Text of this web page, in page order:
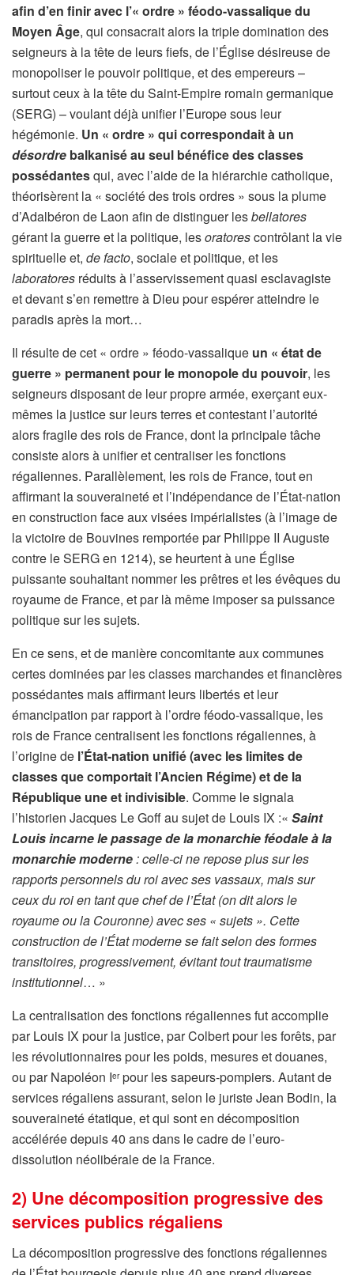
afin d’en finir avec l’« ordre » féodo-vassalique du
Moyen Âge, qui consacrait alors la triple domination des
seigneurs à la tête de leurs fiefs, de l’Église désireuse de
monopoliser le pouvoir politique, et des empereurs –
surtout ceux à la tête du Saint-Empire romain germanique
(SERG) – voulant déjà unifier l’Europe sous leur
hégémonie. Un « ordre » qui correspondait à un
désordre balkanisé au seul bénéfice des classes
possédantesqui, avec l’aide de la hiérarchie catholique,
théorisèrent la « société des trois ordres » sous la plume
d’Adalbéron de Laon afin de distinguer lesbellatores
gérant la guerre et la politique, lesoratorescontrôlant la vie
spirituelle et, de facto, sociale et politique, et les
laboratores réduits à l’asservissement quasi esclavagiste
et devant s’en remettre à Dieu pour espérer atteindre le
paradis après la mort…
Il résulte de cet « ordre » féodo-vassalique un « état de
guerre » permanent pour le monopole du pouvoir, les
seigneurs disposant de leur propre armée, exerçant eux-
mêmes la justice sur leurs terres et contestant l’autorité
alors fragile des rois de France, dont la principale tâche
consiste alors à unifier et centraliser les fonctions
régaliennes. Parallèlement, les rois de France, tout en
affirmant la souveraineté et l’indépendance de l’État-nation
en construction face aux visées impérialistes (à l’image de
la victoire de Bouvines remportée par Philippe II Auguste
contre le SERG en 1214), se heurtent à une Église
puissante souhaitant nommer les prêtres et les évêques du
royaume de France, et par là même imposer sa puissance
politique sur les sujets.
En ce sens, et de manière concomitante aux communes
certes dominées par les classes marchandes et financières
possédantes mais affirmant leurs libertés et leur
émancipation par rapport à l’ordre féodo-vassalique, les
rois de France centralisent les fonctions régaliennes, à
l’origine de l’État-nation unifié (avec les limites de
classes que comportait l’Ancien Régime) et de la
République une et indivisible. Comme le signala
l’historien Jacques Le Goff au sujet de Louis IX :« Saint
Louis incarne le passage de la monarchie féodale à la
monarchie moderne : celle-ci ne repose plus sur les
rapports personnels du roi avec ses vassaux, mais sur
ceux du roi en tant que chef de l’État (on dit alors le
royaume ou la Couronne) avec ses « sujets ». Cette
construction de l’État moderne se fait selon des formes
transitoires, progressivement, évitant tout traumatisme
institutionnel… »
La centralisation des fonctions régaliennes fut accomplie
par Louis IX pour la justice, par Colbert pour les forêts, par
les révolutionnaires pour les poids, mesures et douanes,
ou par Napoléon Ierpour les sapeurs-pompiers. Autant de
services régaliens assurant, selon le juriste Jean Bodin, la
souveraineté étatique, et qui sont en décomposition
accélérée depuis 40 ans dans le cadre de l’euro-
dissolution néolibérale de la France.
2) Une décomposition progressive des
services publics régaliens
La décomposition progressive des fonctions régaliennes